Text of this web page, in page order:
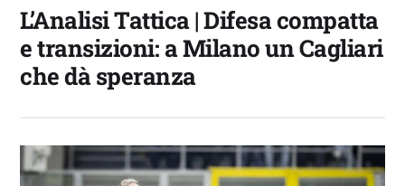
L’Analisi Tattica | Difesa compatta
e transizioni: a Milano un Cagliari
che dà speranza